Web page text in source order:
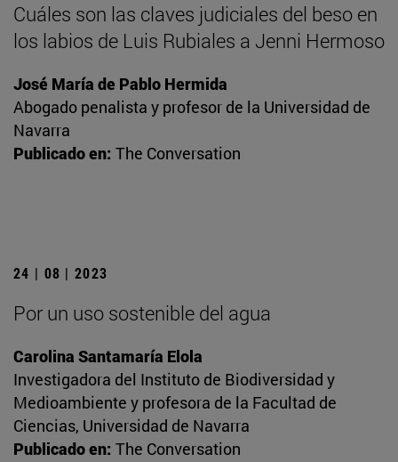
Cuáles son las claves judiciales del beso en
los labios de Luis Rubiales a Jenni Hermoso
José María de Pablo Hermida
Abogado penalista y profesor de la Universidad de
Navarra
Publicado en: The Conversation
24 | 08 | 2023
Por un uso sostenible del agua
Carolina Santamaría Elola
Investigadora del Instituto de Biodiversidad y
Medioambiente y profesora de la Facultad de
Ciencias, Universidad de Navarra
Publicado en: The Conversation